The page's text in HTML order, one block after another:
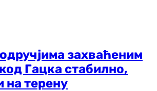
захваћеним
Гацка стабилно,
на терену